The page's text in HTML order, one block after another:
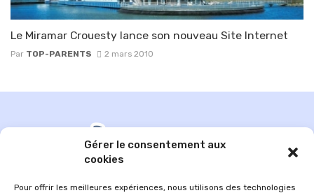
Gérer le consentement aux
cookies
Pour offrir les meilleures expériences, nous utilisons des technologies
Le Miramar Crouesty lance son nouveau Site Internet
Par TOP-PARENTS 2 mars 2010